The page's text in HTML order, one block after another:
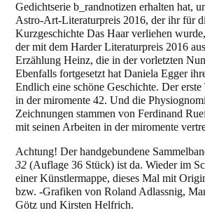
Gedichtserie b_randnotizen erhalten hat,
Astro-Art-Literaturpreis 2016, der ihr für
Kurzgeschichte Das Haar verliehen
der mit dem Harder Literaturpreis 2016
Erzählung Heinz, die in der vorletzten
Ebenfalls fortgesetzt hat Daniela Egger
Endlich eine schöne Geschichte. Der erste
in der miromente 42. Und die
Zeichnungen stammen von Ferdinand
mit seinen Arbeiten in der miromente
Achtung! Der handgebundene
32 (Auflage 36 Stück) ist da. Wieder im
einer Künstlermappe, dieses Mal mit
bzw. -Grafiken von Roland Adlassnig,
Götz und Kirsten Helfrich.